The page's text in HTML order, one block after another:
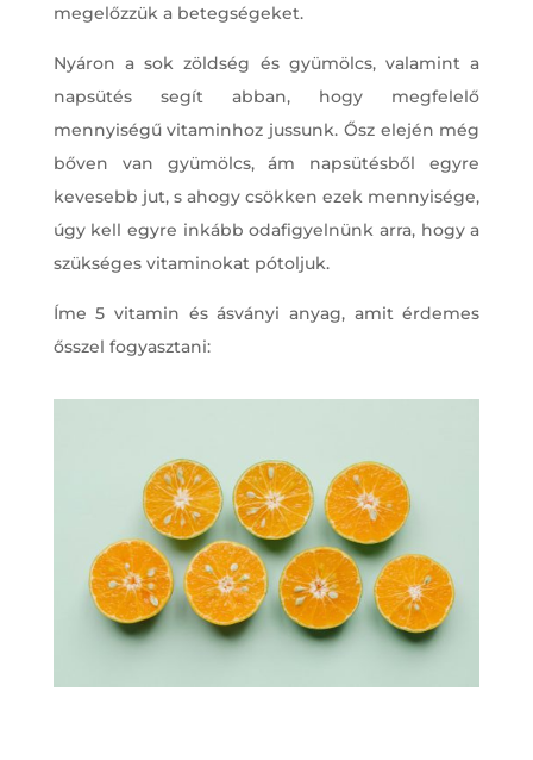
megelőzzük a betegségeket.
Nyáron a sok zöldség és gyümölcs, valamint a
napsütés segít abban, hogy megfelelő
mennyiségű vitaminhoz jussunk. Ősz elején még
bőven van gyümölcs, ám napsütésből egyre
kevesebb jut, s ahogy csökken ezek mennyisége,
úgy kell egyre inkább odafigyelnünk arra, hogy a
szükséges vitaminokat pótoljuk.
Íme 5 vitamin és ásványi anyag, amit érdemes
ősszel fogyasztani: